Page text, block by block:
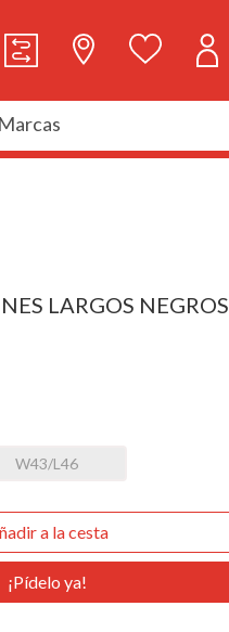
Marcas
LARGOS NEGROS
W43/L46
¡Pídelo ya!